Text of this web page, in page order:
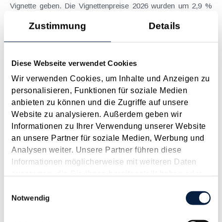
Zustimmung Details
Diese Webseite verwendet Cookies
Wir verwenden Cookies, um Inhalte und Anzeigen zu
personalisieren, Funktionen für soziale Medien
anbieten zu können und die Zugriffe auf unsere
Website zu analysieren. Außerdem geben wir
Informationen zu Ihrer Verwendung unserer Website
an unsere Partner für soziale Medien, Werbung und
Analysen weiter. Unsere Partner führen diese
Informationen möglicherweise mit weiteren Daten
gesammelt haben.
Notwendig
Vignette geben. Die Vignettenpreise 2026 wurden um 2,9 %
Kosten für doppelte Haushaltsführung bei einer
Oktober 2025
Kosten der doppelten Haushaltsführung und Kosten für in
diesem Rahmen anfallende Familienheimfahrten können unter
bestimmten Voraussetzungen als Werbungskosten geltend
gemacht werden. Sofern Mehraufwendungen anfallen, weil
jemand am Beschäftigungsort wohnen muss und die...
Steuerliche Neuerungen in Deutschland